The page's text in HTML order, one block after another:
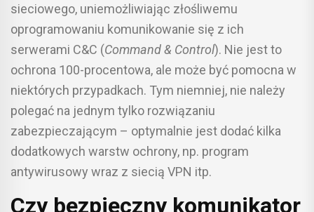
sieciowego, uniemożliwiając złośliwemu
oprogramowaniu komunikowanie się z ich
serwerami C&C (Command & Control). Nie jest to
ochrona 100-procentowa, ale może być pomocna w
niektórych przypadkach. Tym niemniej, nie należy
polegać na jednym tylko rozwiązaniu
zabezpieczającym – optymalnie jest dodać kilka
dodatkowych warstw ochrony, np. program
antywirusowy wraz z siecią VPN itp.
Czy bezpieczny komunikator